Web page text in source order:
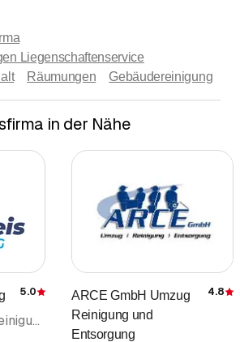
Liegenschaftenservice
Räumungen Gebäudereinigung
in der Nähe
Bewertung
5.0
Reinigungsfirma • Reinigungsunternehmung • Unterhaltsreinigung • Gebäudereinigung • Wohnungsreinigung • Facility Management
ARCE GmbH Umzug
Reinigung und
Entsorgung
4.8